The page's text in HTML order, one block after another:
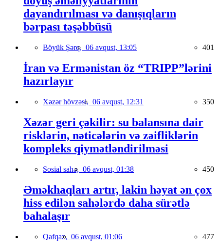
dayandırılması və danışıqların
bərpası təşəbbüsü
Böyük Şərq, 06 avqust, 13:05 401
İran və Ermənistan öz “TRIPP”lərini
hazırlayır
Xəzər hövzəsi, 06 avqust, 12:31 350
Xəzər geri çəkilir: su balansına dair
risklərin, nəticələrin və zəifliklərin
kompleks qiymətləndirilməsi
Sosial sahə, 06 avqust, 01:38 450
Əməkhaqları artır, lakin həyat ən çox
hiss edilən sahələrdə daha sürətlə
bahalaşır
Qafqaz, 06 avqust, 01:06 477